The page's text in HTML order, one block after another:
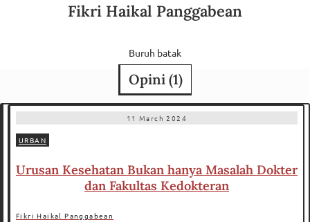
Fikri Haikal Panggabean
Buruh batak
Opini (1)
11 March 2024
URBAN
Urusan Kesehatan Bukan hanya Masalah Dokter
dan Fakultas Kedokteran
Fikri Haikal Panggabean